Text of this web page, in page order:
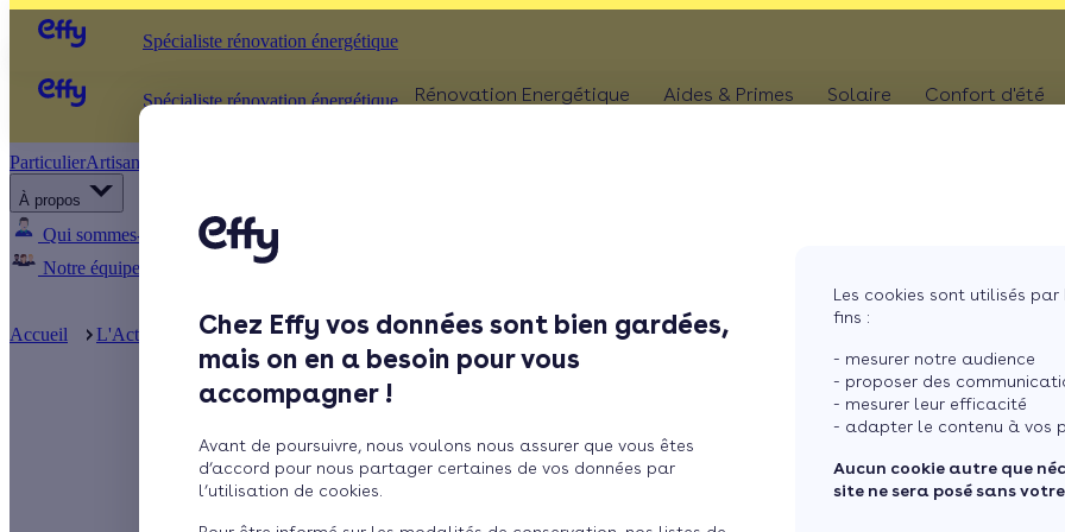
Chez Effy vos données sont bien gardées,
mais on en a besoin pour vous
accompagner !
Avant de poursuivre, nous voulons nous assurer que vous êtes
d’accord pour nous partager certaines de vos données par
l’utilisation de cookies.
Les cookies sont utilisés
fins :
- mesurer notre audience
- proposer des
- mesurer leur efficacité
- adapter le contenu à vos
Aucun cookie autre que
site ne sera posé sans
ParticulierArtisan / installateur
À propos
Qui sommes-nous ? Pourquoi Effy ?
Notre équipe
Rejoignez-nous
Spécialiste rénovation énergétique Rénovation Energétique
Sols
Chaudière
Dépannage chauffage
Aides & Primes
Aides chauffe-eau
thermodynamique
Solaire
Batterie panneaux
Confort d'été
Pergola
Store
Spécialiste rénovation énergétique
Accueil L'Actualité d'Effy Aides à la rénovation énergétique : tout ce q ...
Aides à la rénovation énergétique :
changer au 1er janvier 2026